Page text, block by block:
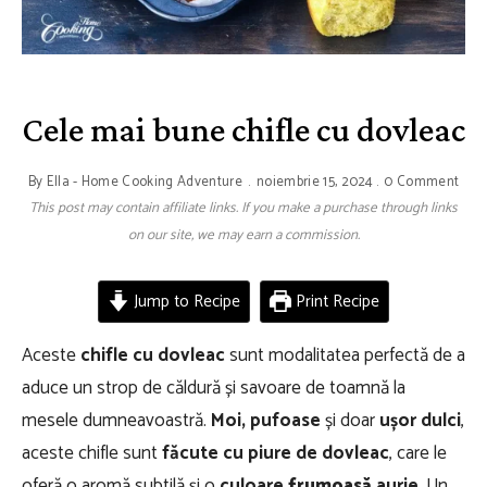
Cele mai bune chifle cu dovleac
By Ella - Home Cooking Adventure noiembrie 15, 2024 0 Comment
This post may contain affiliate links. If you make a purchase through links
on our site, we may earn a commission.
Jump to Recipe Print Recipe
Acestechifle cu dovleacsunt modalitatea perfectă de a
aduce un strop de căldură și savoare de toamnă la
mesele dumneavoastră. Moi, pufoaseși doarușor dulci,
aceste chifle suntfăcute cu piure de dovleac, care le